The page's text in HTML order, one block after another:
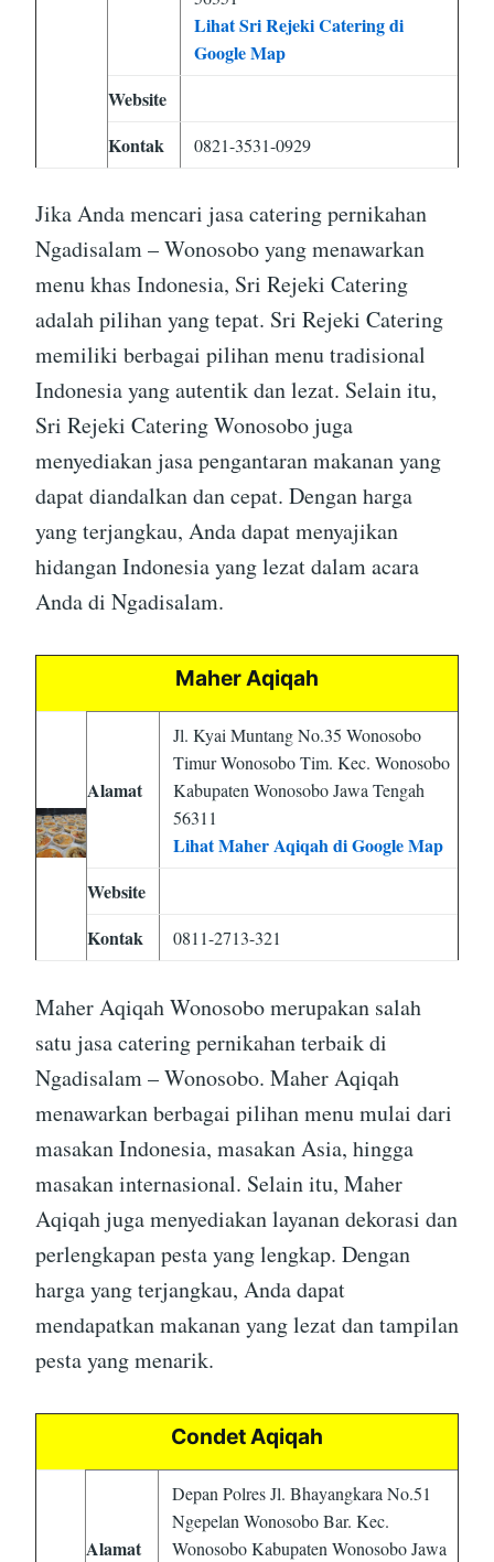
Lihat Sri Rejeki Catering di
Google Map
Website
Kontak
0821-3531-0929
Jika Anda mencari jasa catering pernikahan
Ngadisalam – Wonosobo yang menawarkan
menu khas Indonesia, Sri Rejeki Catering
adalah pilihan yang tepat. Sri Rejeki Catering
memiliki berbagai pilihan menu tradisional
Indonesia yang autentik dan lezat. Selain itu,
Sri Rejeki Catering Wonosobo juga
menyediakan jasa pengantaran makanan yang
dapat diandalkan dan cepat. Dengan harga
yang terjangkau, Anda dapat menyajikan
hidangan Indonesia yang lezat dalam acara
Anda di Ngadisalam.
Maher Aqiqah
Alamat
Jl. Kyai Muntang No.35 Wonosobo
Timur Wonosobo Tim. Kec. Wonosobo
Kabupaten Wonosobo Jawa Tengah
56311
Lihat Maher Aqiqah di Google Map
Website
Kontak
0811-2713-321
Maher Aqiqah Wonosobo merupakan salah
satu jasa catering pernikahan terbaik di
Ngadisalam – Wonosobo. Maher Aqiqah
menawarkan berbagai pilihan menu mulai dari
masakan Indonesia, masakan Asia, hingga
masakan internasional. Selain itu, Maher
Aqiqah juga menyediakan layanan dekorasi dan
perlengkapan pesta yang lengkap. Dengan
harga yang terjangkau, Anda dapat
mendapatkan makanan yang lezat dan tampilan
pesta yang menarik.
Condet Aqiqah
Alamat
Depan Polres Jl. Bhayangkara No.51
Ngepelan Wonosobo Bar. Kec.
Wonosobo Kabupaten Wonosobo Jawa